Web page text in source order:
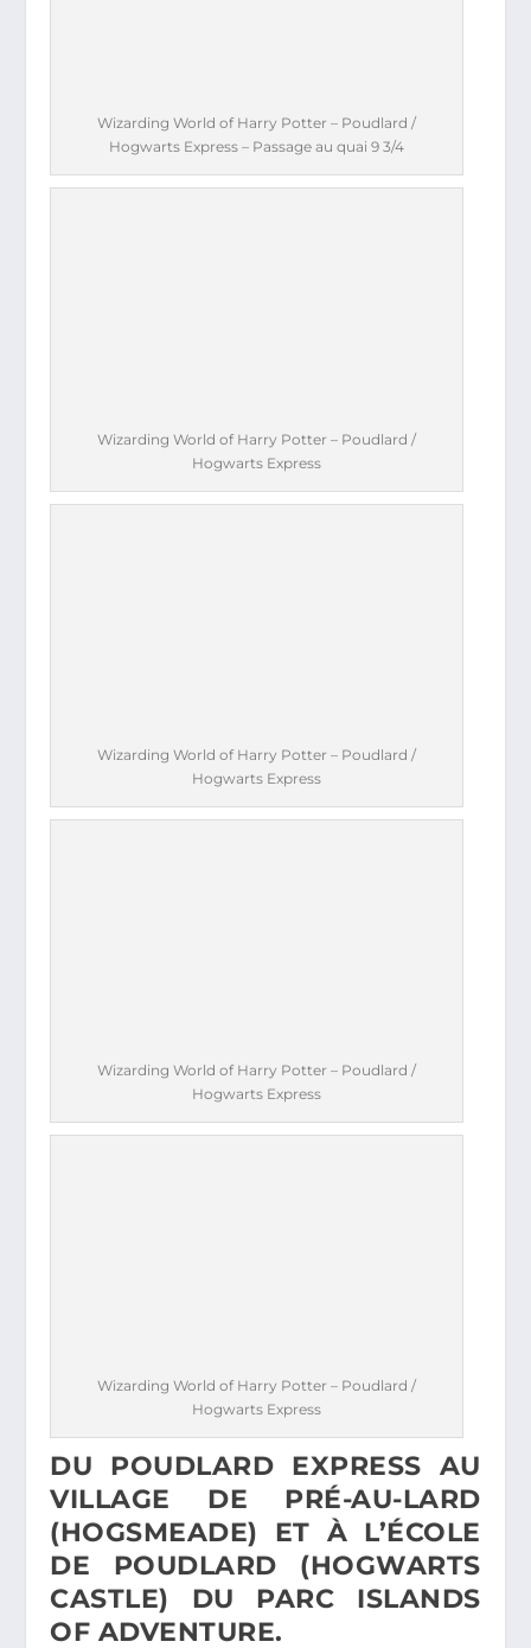
Wizarding World of Harry Potter – Poudlard /
Hogwarts Express – Passage au quai 9 3/4
Wizarding World of Harry Potter – Poudlard /
Hogwarts Express
Wizarding World of Harry Potter – Poudlard /
Hogwarts Express
Wizarding World of Harry Potter – Poudlard /
Hogwarts Express
Wizarding World of Harry Potter – Poudlard /
Hogwarts Express
DU POUDLARD EXPRESS AU
VILLAGE DE PRÉ-AU-LARD
(HOGSMEADE) ET À L’ÉCOLE
DE POUDLARD (HOGWARTS
CASTLE) DU PARC ISLANDS
OF ADVENTURE.